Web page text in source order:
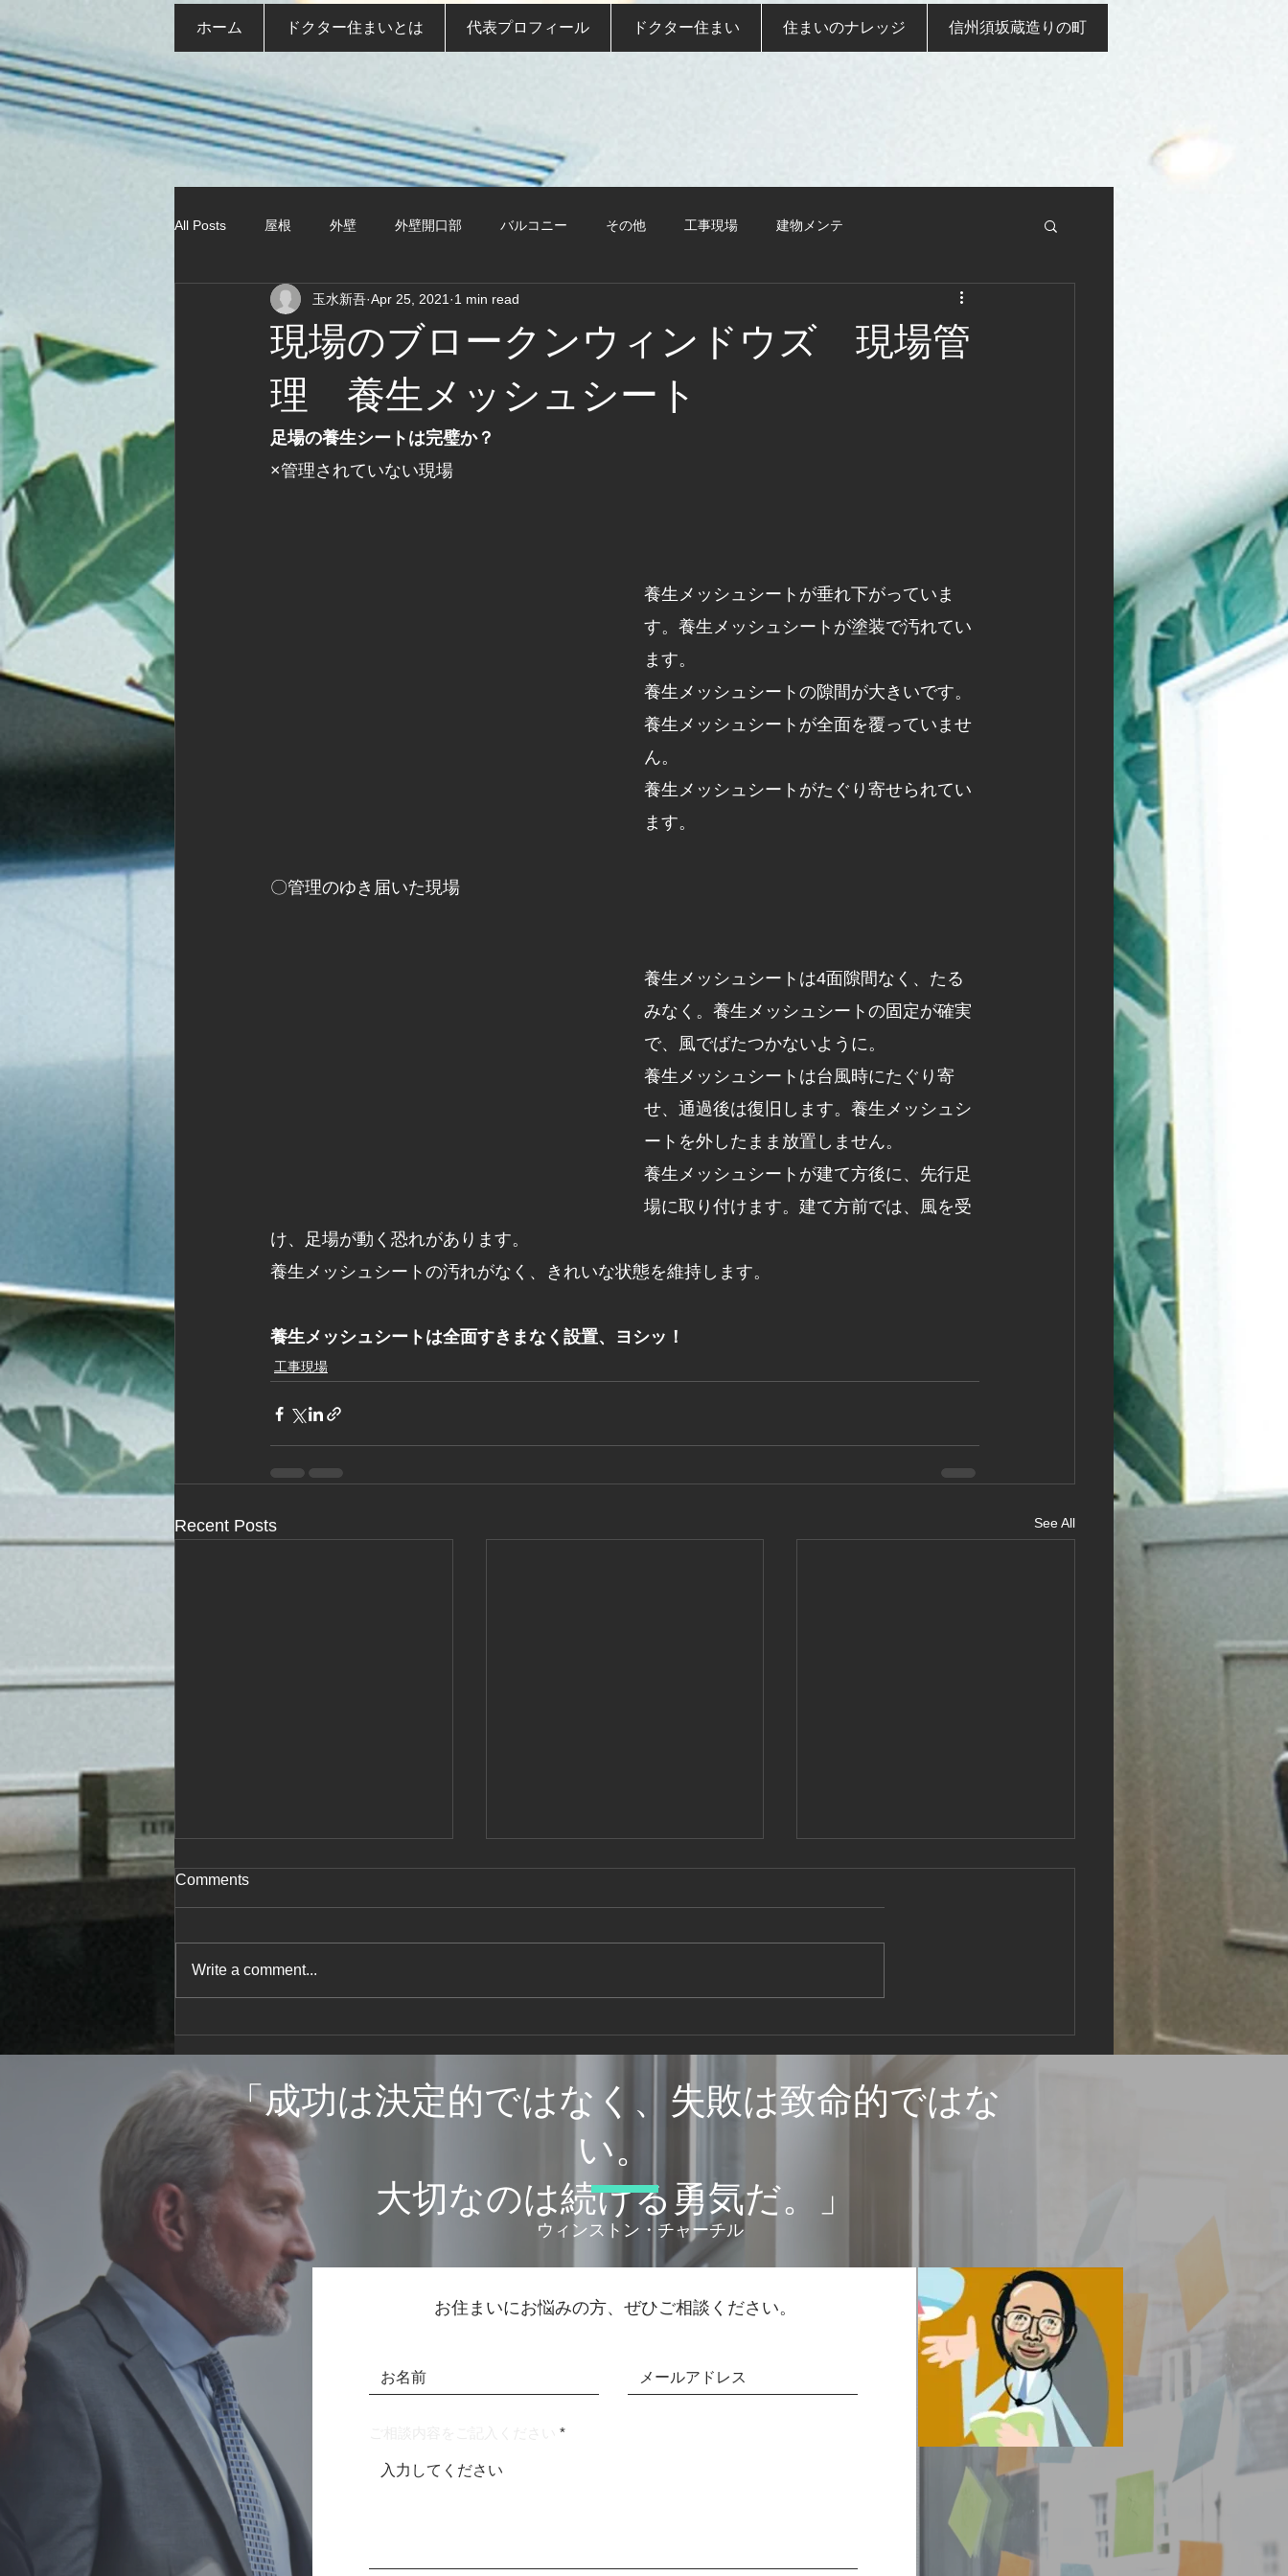
ホーム ドクター住まいとは 代表プロフィール ドクター住まい 住まいのナレッジ 信州須坂蔵造りの町
All Posts 屋根 外壁 外壁開口部 バルコニー その他 工事現場 建物メンテ
現場のブロークンウィンドウズ 現場管
理 養生メッシュシート
玉水新吾 Apr 25, 2021 1 min read
足場の養生シートは完璧か？
×管理されていない現場
養生メッシュシートが垂れ下がっていま
す。養生メッシュシートが塗装で汚れてい
ます。
養生メッシュシートの隙間が大きいです。
養生メッシュシートが全面を覆っていませ
ん。
養生メッシュシートがたぐり寄せられてい
ます。
〇管理のゆき届いた現場
養生メッシュシートは4面隙間なく、たる
みなく。養生メッシュシートの固定が確実
で、風でばたつかないように。
養生メッシュシートは台風時にたぐり寄
せ、通過後は復旧します。養生メッシュシ
ートを外したまま放置しません。
養生メッシュシートが建て方後に、先行足
場に取り付けます。建て方前では、風を受
け、足場が動く恐れがあります。
養生メッシュシートの汚れがなく、きれいな状態を維持します。
養生メッシュシートは全面すきまなく設置、ヨシッ！
工事現場
Recent Posts See All
ドウズ理論
コラム④ 安全第一
コラム④ 安全第一 1906年、ア
を見て、「安全第一、品質第二、
質や生産性も向上しました。...
ズ 現場管理 敷地の整地
Comments
Write a comment...
© 2021by Beeplussystems
「成功は決定的ではなく、失敗は致命的ではな
い。
​大切なのは続ける勇気だ。」
​ウィンストン・チャーチル
お住まいにお悩みの方、ぜひご相談ください。